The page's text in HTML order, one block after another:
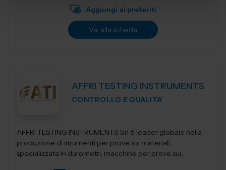
Aggiungi ai preferiti
Vai alla scheda
AFFRI TESTING INSTRUMENTS
CONTROLLO E QUALITA'
AFFRI TESTING INSTRUMENTS Srl è leader globale nella
produzione di strumenti per prove sui materiali,
specializzata in durometri, macchine per prove sui